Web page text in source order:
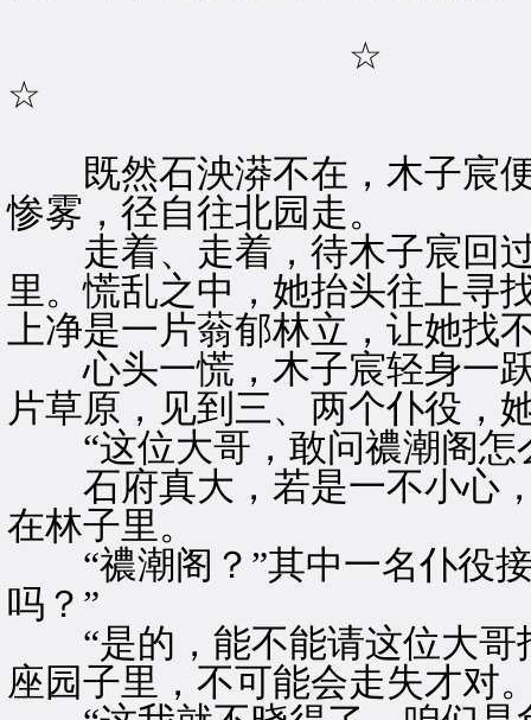
☆
☆
既然石泱漭不在，木子宸便
惨雾，径自往北园走。
走着、走着，待木子宸回过
里。慌乱之中，她抬头往上寻
上净是一片蓊郁林立，让她找
心头一慌，木子宸轻身一跃
片草原，见到三、两个仆役，
“这位大哥，敢问禯潮阁怎
石府真大，若是一不小心，
在林子里。
“禯潮阁？”其中一名仆役接
吗？”
“是的，能不能请这位大哥
座园子里，不可能会走失才对